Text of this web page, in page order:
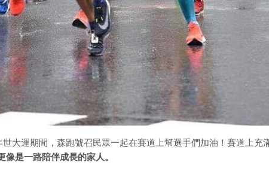
大運期間，森跑號召民眾一起在賽道上幫選手們加油！賽道上充
是一路陪伴成長的家人。